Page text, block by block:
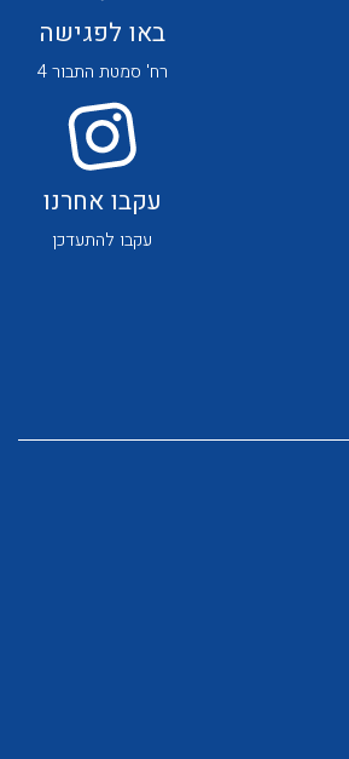
לכל מוצרי היצרן
באו לפגישה
רח' סמטת התבור 4
עקבו אחרנו
עקבו להתעדכן